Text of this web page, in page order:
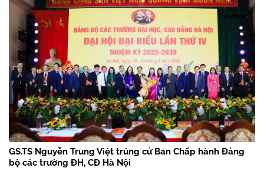
GS.TS Nguyễn Trung Việt trúng cử Ban Chấp hành Đảng
bộ các trường ĐH, CĐ Hà Nội